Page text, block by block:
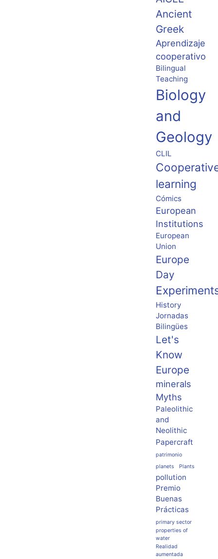
Ancient
Greek
Aprendizaje
cooperativo
Bilingual
Teaching
Biology
and
Geology
CLIL
learning
Cómics
European
Institutions
European
Union
Europe
Day
History
Jornadas
Bilingües
Let's
Know
Europe
minerals
Myths
Paleolithic
and
Neolithic
Papercraft
patrimonio
planets
Plants
pollution
Premio
Buenas
Prácticas
primary sector
properties of
water
Realidad
aumentada